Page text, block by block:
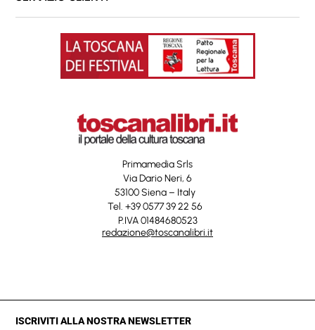
Primamedia Srls
Via Dario Neri, 6
53100 Siena – Italy
Tel. +39 0577 39 22 56
P.IVA 01484680523
redazione@toscanalibri.it
ISCRIVITI ALLA NOSTRA NEWSLETTER